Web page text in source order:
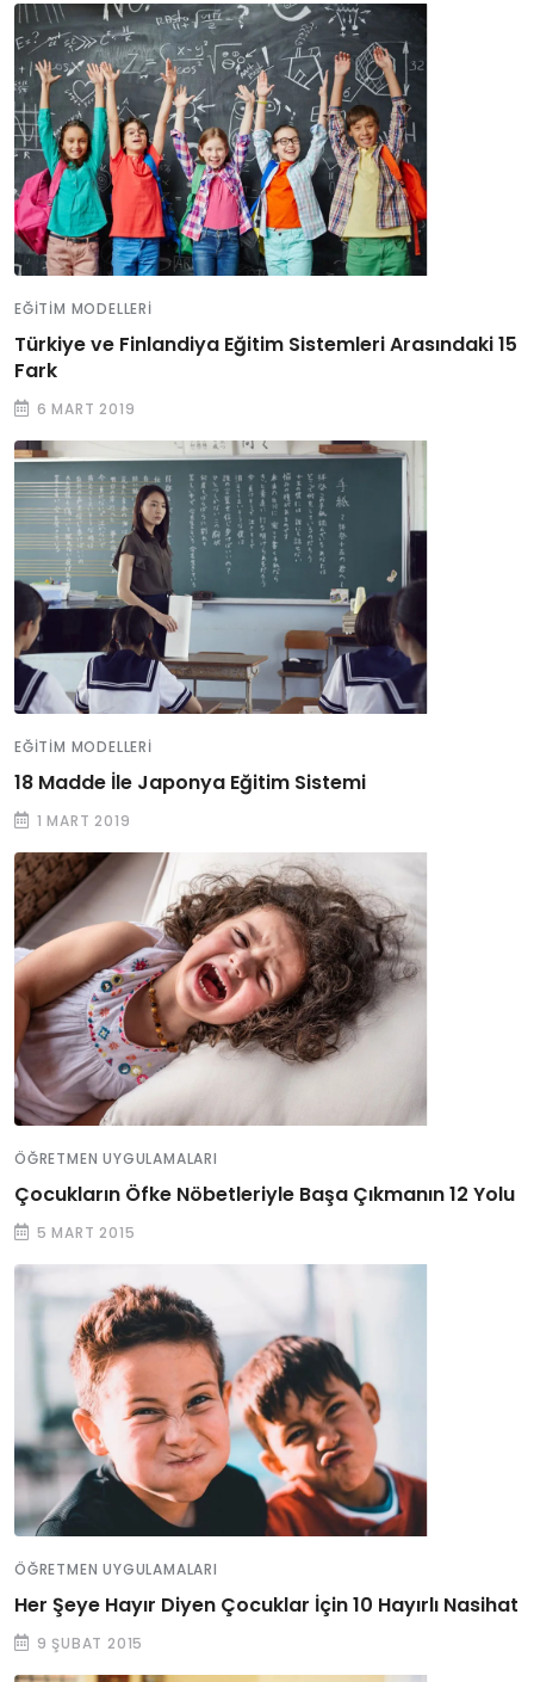
EĞITIM MODELLERI
Türkiye ve Finlandiya Eğitim Sistemleri Arasındaki 15
Fark
6 MART 2019
EĞITIM MODELLERI
18 Madde İle Japonya Eğitim Sistemi
1 MART 2019
ÖĞRETMEN UYGULAMALARI
Çocukların Öfke Nöbetleriyle Başa Çıkmanın 12 Yolu
5 MART 2015
ÖĞRETMEN UYGULAMALARI
Her Şeye Hayır Diyen Çocuklar İçin 10 Hayırlı Nasihat
9 ŞUBAT 2015